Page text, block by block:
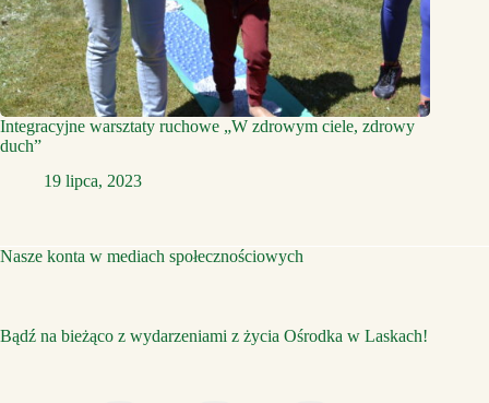
Integracyjne warsztaty ruchowe „W zdrowym ciele, zdrowy
duch”
19 lipca, 2023
Nasze konta w mediach społecznościowych
Bądź na bieżąco z wydarzeniami z życia Ośrodka w Laskach!